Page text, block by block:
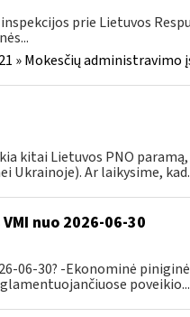
inspekcijos prie Lietuvos
» Mokesčių
kitai Lietuvos PNO
Ukrainoje). Ar laikysime,
nuo 2026-06-30
06-30? -Ekonominė
poveikio...